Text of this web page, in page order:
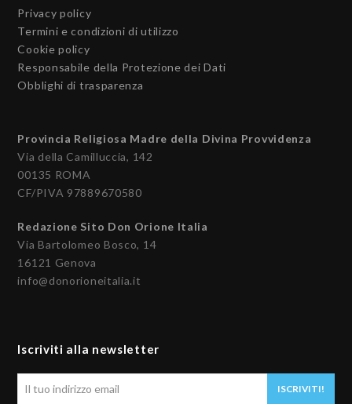
Privacy policy
Termini e condizioni di utilizzo
Cookie policy
Responsabile della Protezione dei Dati
Obblighi di trasparenza
Provincia Religiosa Madre della Divina Provvidenza
Via della Camilluccia, 142
00135 ROMA
CF/PIVA 97889670580
Redazione Sito Don Orione Italia
Via Bartolomeo Bosco, 14
16121 Genova
info@donorioneitalia.it
Iscriviti alla newsletter
ISCRIVITI!